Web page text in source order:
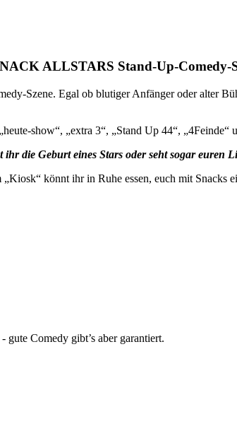
ALLSTARS Stand-Up-Comedy-
Szene. Egal ob blutiger Anfänger oder alter
show“, „extra 3“, „Stand Up 44“, „4Feinde“
die Geburt eines Stars oder seht sogar euren
könnt ihr in Ruhe essen, euch mit Snacks
Comedy gibt’s aber garantiert.